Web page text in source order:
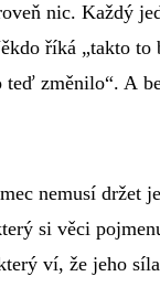
nic. Každý
říká „takto to
změnilo“. A
nemusí držet
si věci
ví, že jeho